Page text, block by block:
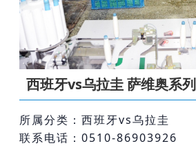
西班牙vs乌拉圭 萨维奥系列
所属分类：西班牙vs乌拉圭
联系电话：0510-86903926